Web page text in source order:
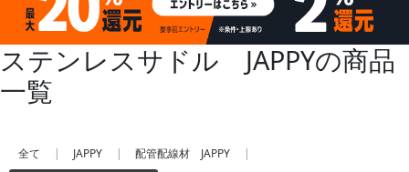
ステンレスサドル JAPPYの商品
一覧
全て | JAPPY | 配管配線材 JAPPY
|